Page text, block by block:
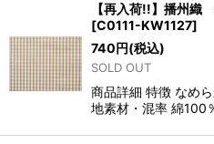
【再入荷!!】播州
[C0111-KW1127]
740円(税込)
SOLD OUT
商品詳細 特徴 なめ
地素材・混率 綿100